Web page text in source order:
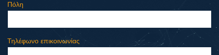
Πόλη
Τηλέφωνο επικοινωνίας